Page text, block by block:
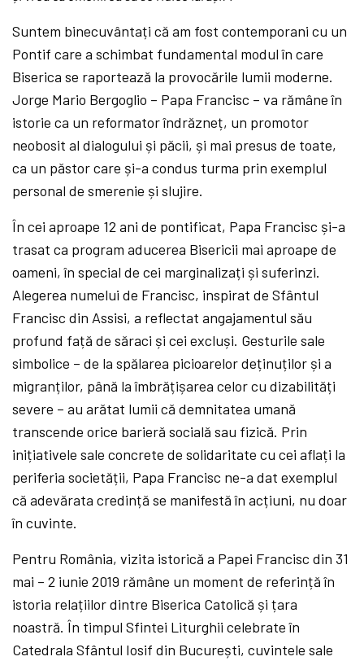
Suntem binecuvântați că am fost contemporani cu un
Pontif care a schimbat fundamental modul în care
Biserica se raportează la provocările lumii moderne.
Jorge Mario Bergoglio – Papa Francisc – va rămâne în
istorie ca un reformator îndrăzneț, un promotor
neobosit al dialogului și păcii, și mai presus de toate,
ca un păstor care și-a condus turma prin exemplul
personal de smerenie și slujire.
În cei aproape 12 ani de pontificat, Papa Francisc și-a
trasat ca program aducerea Bisericii mai aproape de
oameni, în special de cei marginalizați și suferinzi.
Alegerea numelui de Francisc, inspirat de Sfântul
Francisc din Assisi, a reflectat angajamentul său
profund față de săraci și cei excluși. Gesturile sale
simbolice – de la spălarea picioarelor deținuților și a
migranților, până la îmbrățișarea celor cu dizabilități
severe – au arătat lumii că demnitatea umană
transcende orice barieră socială sau fizică. Prin
inițiativele sale concrete de solidaritate cu cei aflați la
periferia societății, Papa Francisc ne-a dat exemplul
că adevărata credință se manifestă în acțiuni, nu doar
în cuvinte.
Pentru România, vizita istorică a Papei Francisc din 31
mai – 2 iunie 2019 rămâne un moment de referință în
istoria relațiilor dintre Biserica Catolică și țara
noastră. În timpul Sfintei Liturghii celebrate în
Catedrala Sfântul Iosif din București, cuvintele sale